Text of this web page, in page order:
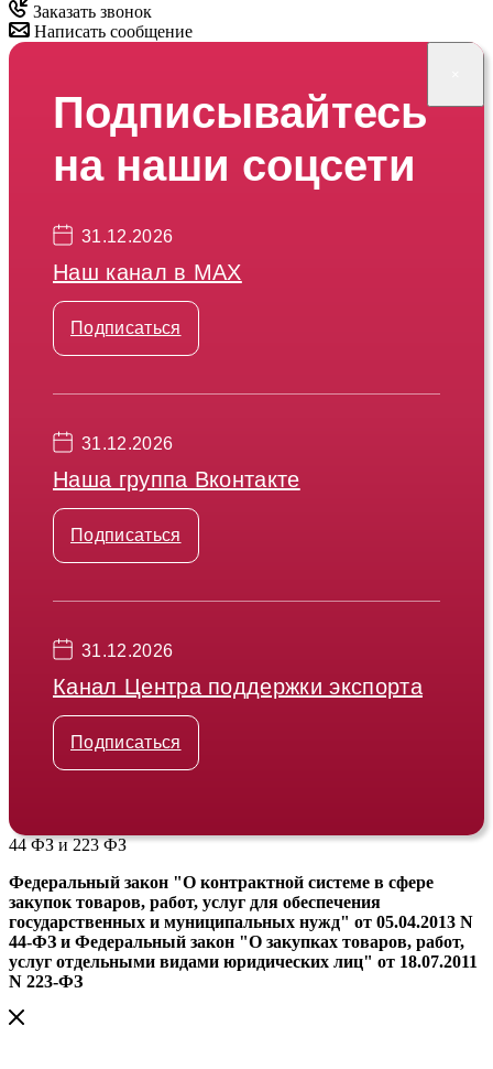
Заказать звонок
Написать сообщение
Подписывайтесь
на наши соцсети
31.12.2026
Наш канал в МАХ
Подписаться
31.12.2026
Наша группа Вконтакте
Подписаться
31.12.2026
Канал Центра поддержки экспорта
Подписаться
44 ФЗ и 223 ФЗ
Федеральный закон "О контрактной системе в сфере
закупок товаров, работ, услуг для обеспечения
государственных и муниципальных нужд" от 05.04.2013 N
44-ФЗ и Федеральный закон "О закупках товаров, работ,
услуг отдельными видами юридических лиц" от 18.07.2011
N 223-ФЗ